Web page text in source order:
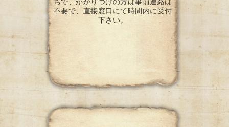
ちで、かかりつけの方は事前連絡は
不要で、直接窓口にて時間内に受付
下さい。